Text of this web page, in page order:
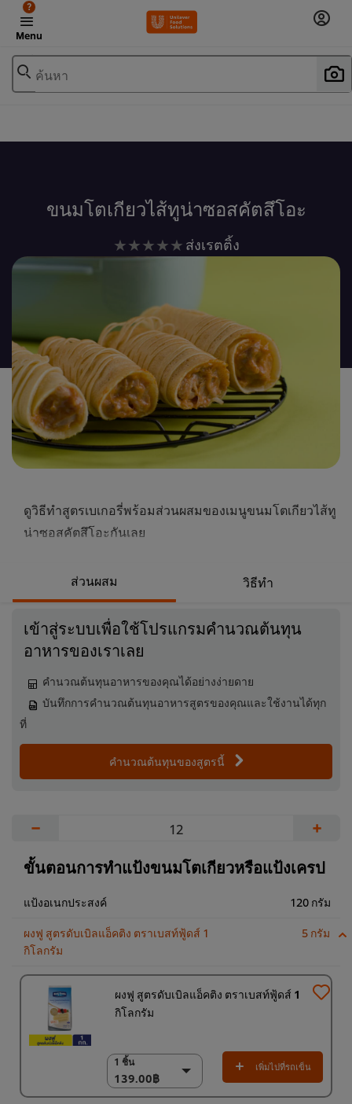
Menu
?
ค้นหา
ขนมโตเกียวไส้ทูน่าซอสคัตสึโอะ
ไม่มี
การ
คะแนน
สำหรับ
recipe
นี้
ส่งเรตติ้ง
ดูวิธีทำสูตรเบเกอรี่พร้อมส่วนผสมของเมนูขนมโตเกียวไส้ทู
น่าซอสคัตสึโอะกันเลย
ส่วนผสม วิธีทำ
เข้าสู่ระบบเพื่อใช้โปรแกรมคำนวณต้นทุน
อาหารของเราเลย
คำนวณต้นทุนอาหารของคุณได้อย่างง่ายดาย
บันทึกการคำนวณต้นทุนอาหารสูตรของคุณและใช้งานได้ทุก
ที่
คำนวณต้นทุนของสูตรนี้
− +
ขั้นตอนการทำแป้งขนมโตเกียวหรือแป้งเครป
แป้งอเนกประสงค์ 120 กรัม
ผงฟู สูตรดับเบิลแอ็คติง ตราเบสท์ฟู้ดส์ 1
กิโลกรัม
5 กรัม
ผงฟู สูตรดับเบิลแอ็คติง ตราเบสท์ฟู้ดส์ 1
กิโลกรัม
1 ชิ้น
139.00฿
1 ชิ้น
139.00฿
18 x 1 กก.
เพิ่มไปที่รถเข็น